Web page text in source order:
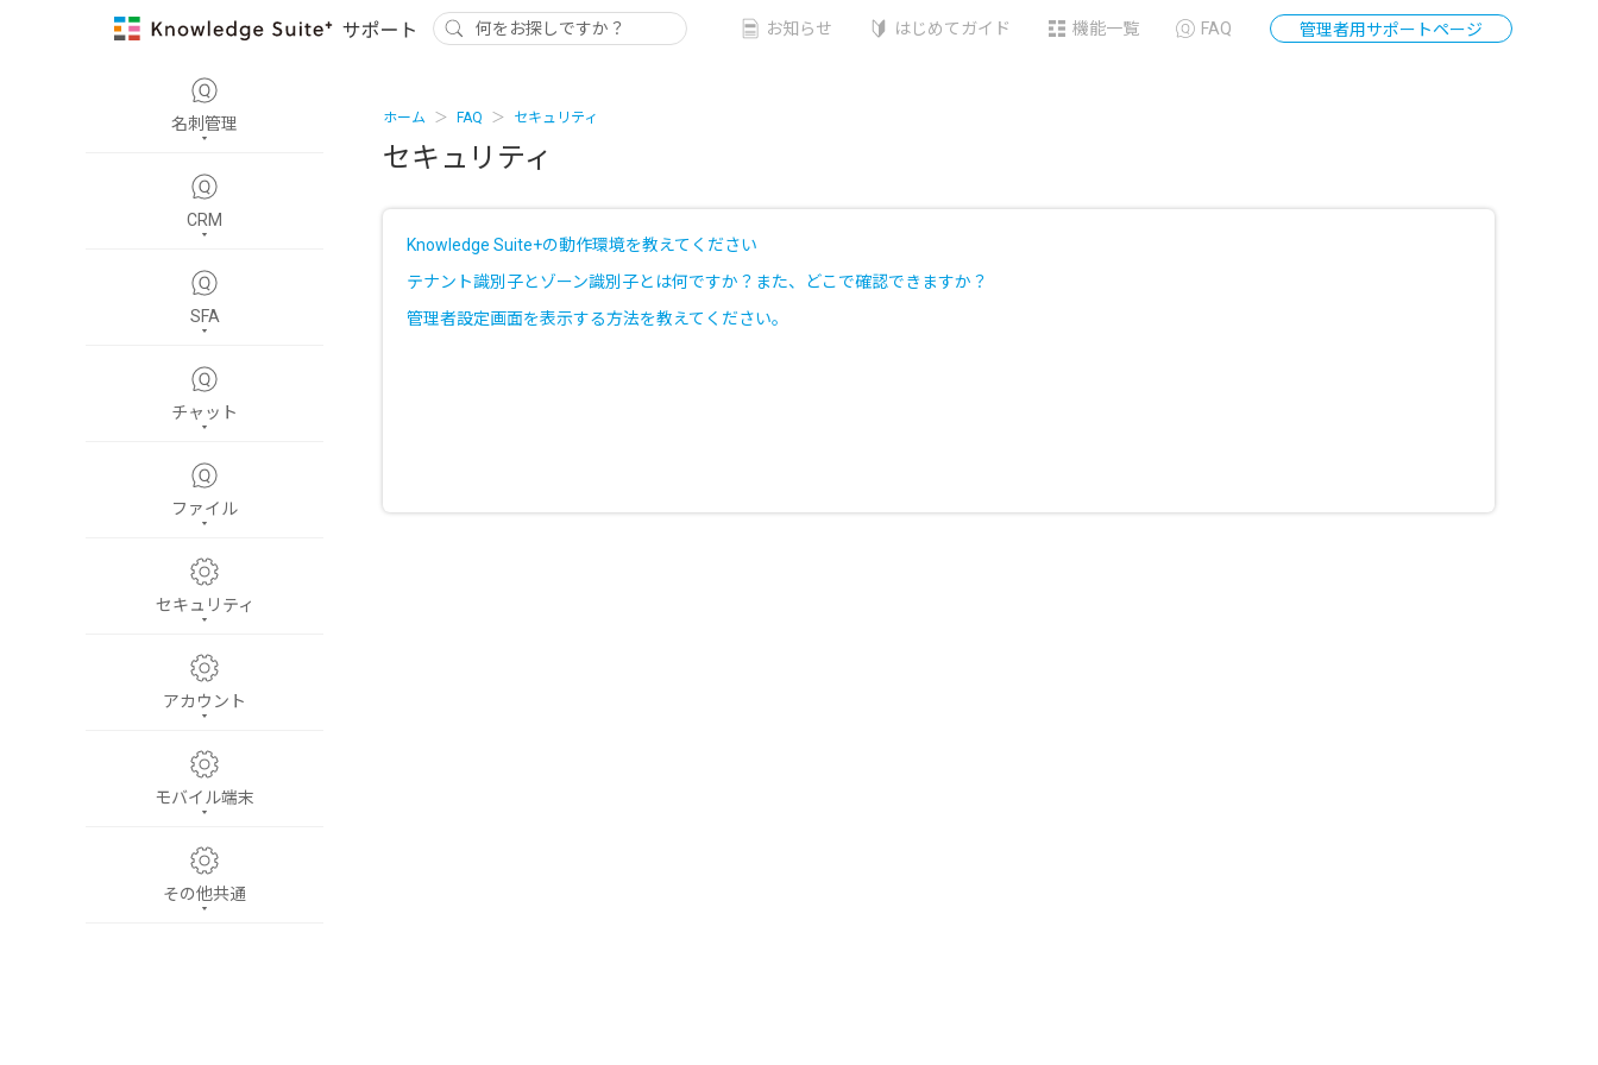
お知らせ はじめてガイド 機能一覧 FAQ 管理者用サポートページ
名刺管理
CRM
SFA
チャット
ファイル
セキュリティ
アカウント
モバイル端末
その他共通
ホーム FAQ セキュリティ
セキュリティ
Knowledge Suite+の動作環境を教えてください
テナント識別子とゾーン識別子とは何ですか？また、どこで確認できますか？
管理者設定画面を表示する方法を教えてください。